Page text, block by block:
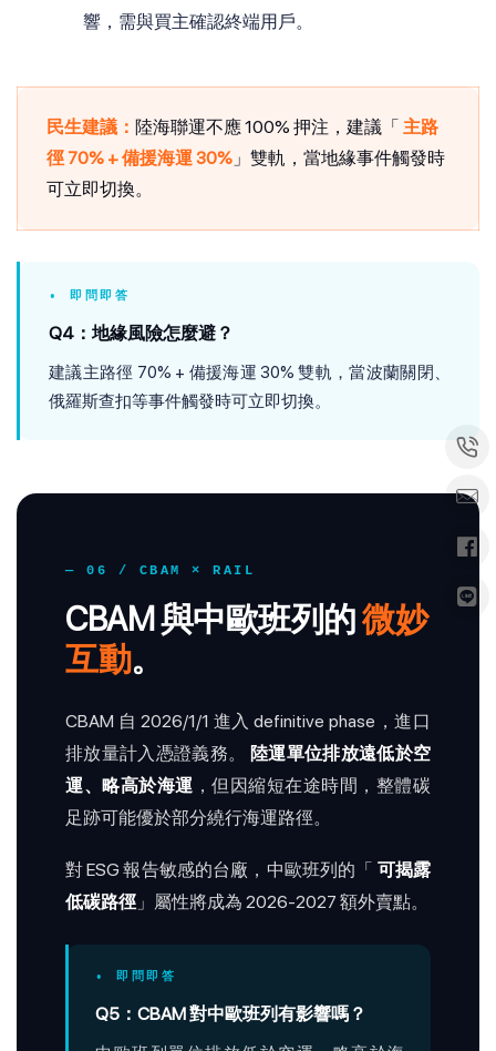
響，需與買主確認終端用戶。
民生建議： 陸海聯運不應 100% 押注，建議「 主路
徑 70% + 備援海運 30% 」雙軌，當地緣事件觸發時
可立即切換。
• 即問即答
Q4：地緣風險怎麼避？
建議主路徑 70% + 備援海運 30% 雙軌，當波蘭關閉、
俄羅斯查扣等事件觸發時可立即切換。
— 06 / CBAM × RAIL
CBAM 與中歐班列的微妙
互動。
CBAM 自 2026/1/1 進入 definitive phase，進口
排放量計入憑證義務。
陸運單位排放遠低於空
運、略高於海運 ，但因縮短在途時間，整體碳
足跡可能優於部分繞行海運路徑。
對 ESG 報告敏感的台廠，中歐班列的「 可揭露
低碳路徑 」屬性將成為 2026-2027 額外賣點。
• 即問即答
Q5：CBAM 對中歐班列有影響嗎？